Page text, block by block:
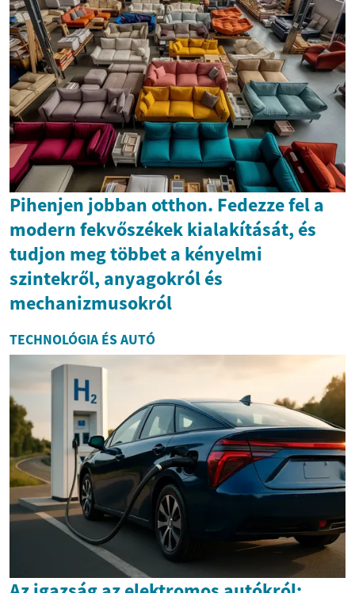
Pihenjen jobban otthon. Fedezze fel a
modern fekvőszékek kialakítását, és
tudjon meg többet a kényelmi
szintekről, anyagokról és
mechanizmusokról
TECHNOLÓGIA ÉS AUTÓ